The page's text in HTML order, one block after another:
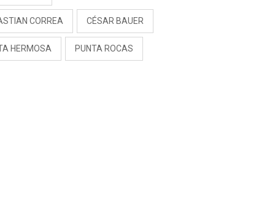
CORREA CÉSAR BAUER
HERMOSA PUNTA ROCAS